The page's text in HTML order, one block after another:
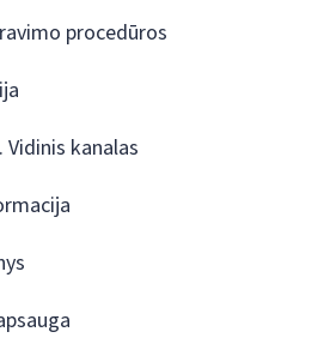
procedūros
Vidinis kanalas